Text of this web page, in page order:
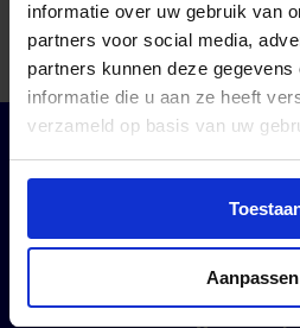
informatie over uw gebruik van
partners voor social media,
partners kunnen deze
informatie die u aan ze heeft
verzameld op basis van uw
Aanpassen
01-08-2025
Bezoekadres
De Dieze 22
+31 (0)40 -